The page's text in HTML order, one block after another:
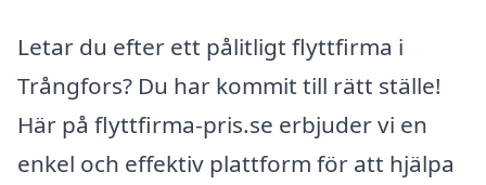
Letar du efter ett pålitligt flyttfirma i
Trångfors? Du har kommit till rätt ställe!
Här på flyttfirma-pris.se erbjuder vi en
enkel och effektiv plattform för att hjälpa